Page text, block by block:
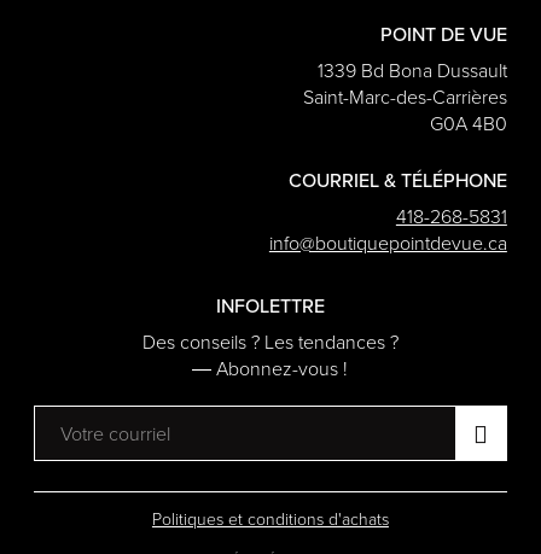
POINT DE VUE
1339 Bd Bona Dussault
Saint-Marc-des-Carrières
G0A 4B0
COURRIEL & TÉLÉPHONE
418-268-5831
info@boutiquepointdevue.ca
INFOLETTRE
Des conseils ? Les tendances ?
― Abonnez-vous !
Politiques et conditions d'achats